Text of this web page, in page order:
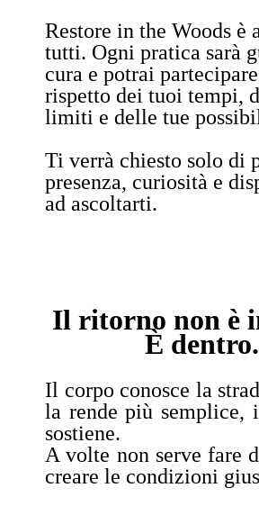
Restore in the Woods è
tutti. Ogni pratica sarà
cura e potrai
rispetto dei tuoi tempi,
limiti e delle tue
Ti verrà chiesto solo di
presenza, curiosità e
ad ascoltarti.
Il ritorno non è
È dentro.
Il corpo conosce la
la rende più semplice,
sostiene.
A volte non serve fare
creare le condizioni